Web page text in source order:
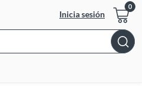
Inicia sesión
Bar